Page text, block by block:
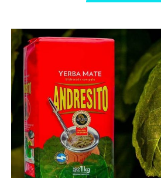
Fuente: